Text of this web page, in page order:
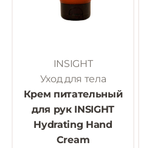
INSIGHT
Уход для тела
Крем питательный
для рук INSIGHT
Hydrating Hand
Cream